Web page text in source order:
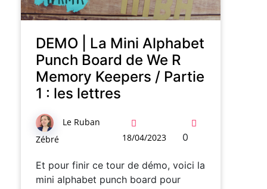
DEMO | La Mini Alphabet
Punch Board de We R
Memory Keepers / Partie
1 : les lettres
Le Ruban
Zébré
18/04/2023 0
Et pour finir ce tour de démo, voici la
mini alphabet punch board pour